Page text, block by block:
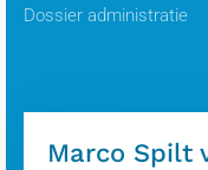
Dossier administratie
Marco Spilt